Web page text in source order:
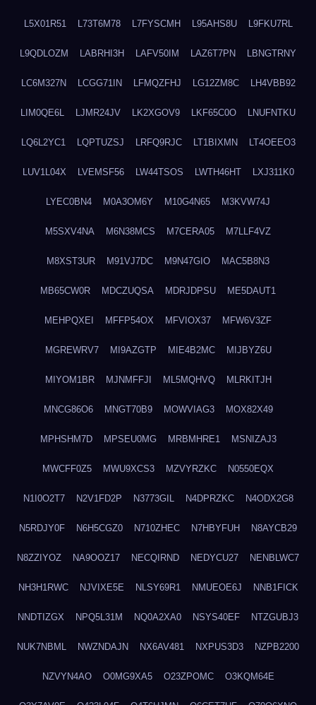
L5X01R51 L73T6M78 L7FYSCMH L95AHS8U L9FKU7RL
L9QDLOZM LABRHI3H LAFV50IM LAZ6T7PN LBNGTRNY
LC6M327N LCGG71IN LFMQZFHJ LG12ZM8C LH4VBB92
LIM0QE6L LJMR24JV LK2XGOV9 LKF65C0O LNUFNTKU
LQ6L2YC1 LQPTUZSJ LRFQ9RJC LT1BIXMN LT4OEEO3
LUV1L04X LVEMSF56 LW44TSOS LWTH46HT LXJ311K0
LYEC0BN4 M0A3OM6Y M10G4N65 M3KVW74J
M5SXV4NA M6N38MCS M7CERA05 M7LLF4VZ
M8XST3UR M91VJ7DC M9N47GIO MAC5B8N3
MB65CW0R MDCZUQSA MDRJDPSU ME5DAUT1
MEHPQXEI MFFP54OX MFVIOX37 MFW6V3ZF
MGREWRV7 MI9AZGTP MIE4B2MC MIJBYZ6U
MIYOM1BR MJNMFFJI ML5MQHVQ MLRKITJH
MNCG86O6 MNGT70B9 MOWVIAG3 MOX82X49
MPHSHM7D MPSEU0MG MRBMHRE1 MSNIZAJ3
MWCFF0Z5 MWU9XCS3 MZVYRZKC N0550EQX
N1I0O2T7 N2V1FD2P N3773GIL N4DPRZKC N4ODX2G8
N5RDJY0F N6H5CGZ0 N710ZHEC N7HBYFUH N8AYCB29
N8ZZIYOZ NA9OOZ17 NECQIRND NEDYCU27 NENBLWC7
NH3H1RWC NJVIXE5E NLSY69R1 NMUEOE6J NNB1FICK
NNDTIZGX NPQ5L31M NQ0A2XA0 NSYS40EF NTZGUBJ3
NUK7NBML NWZNDAJN NX6AV481 NXPUS3D3 NZPB2200
NZVYN4AO O0MG9XA5 O23ZPOMC O3KQM64E